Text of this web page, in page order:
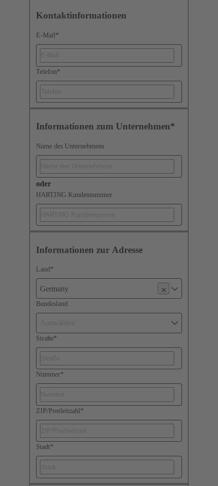
Kontaktinformationen
E-Mail *
Telefon*
Informationen zum Unternehmen*
Name des Unternehmens
oder
HARTING Kundennummer
Informationen zur Adresse
Land *
Germany
Bundesland
Straße*
Nummer*
ZIP/Postleitzahl *
Stadt*